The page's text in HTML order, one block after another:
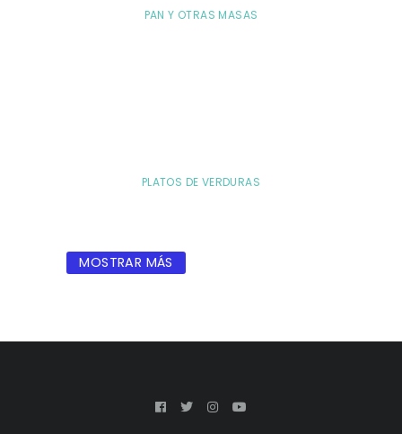
PAN Y OTRAS MASAS
PLATOS DE VERDURAS
MOSTRAR MÁS